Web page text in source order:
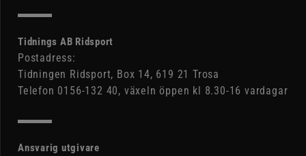
Tidnings AB Ridsport
Postadress:
Tidningen Ridsport, Box 14, 619 21 Trosa
Telefon 0156-132 40, växeln öppen kl 8.30-16 vardagar
Ansvarig utgivare